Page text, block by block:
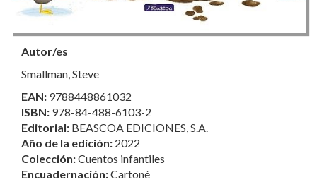
Autor/es
Smallman, Steve
EAN: 9788448861032
ISBN: 978-84-488-6103-2
Editorial: BEASCOA EDICIONES, S.A.
Año de la edición: 2022
Colección:Cuentos infantiles
Encuadernación:Cartoné